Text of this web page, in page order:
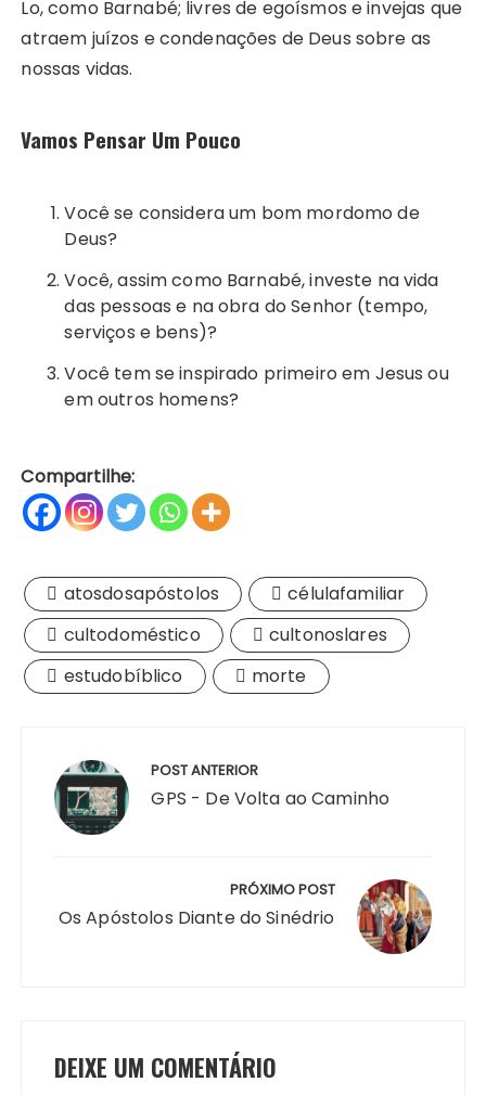
Lo, como Barnabé; livres de egoísmos e invejas que
atraem juízos e condenações de Deus sobre as
nossas vidas.
Vamos Pensar Um Pouco
Você se considera um bom mordomo de
Deus?
Você, assim como Barnabé, investe na vida
das pessoas e na obra do Senhor (tempo,
serviços e bens)?
Você tem se inspirado primeiro em Jesus ou
em outros homens?
Compartilhe:
atosdosapóstolos
célulafamiliar
cultodoméstico
cultonoslares
estudobíblico
morte
Post
POST ANTERIOR
GPS - De Volta ao Caminho
PRÓXIMO POST
Os Apóstolos Diante do Sinédrio
DEIXE UM COMENTÁRIO